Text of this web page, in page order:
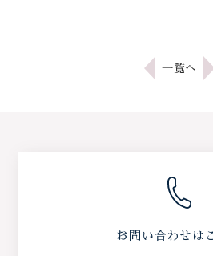
一覧へ
お問い合わせは